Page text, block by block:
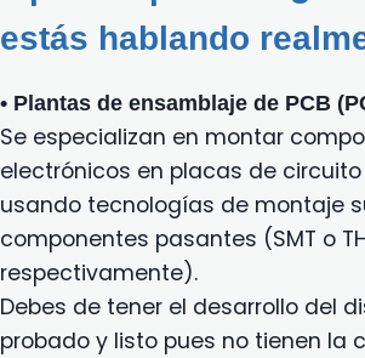
estás hablando
• Plantas de ensamblaje de PCB
Se especializan en montar
electrónicos en placas de circuito
usando tecnologías de montaje
componentes pasantes (SMT o
respectivamente).
Debes de tener el desarrollo del
probado y listo pues no tienen la